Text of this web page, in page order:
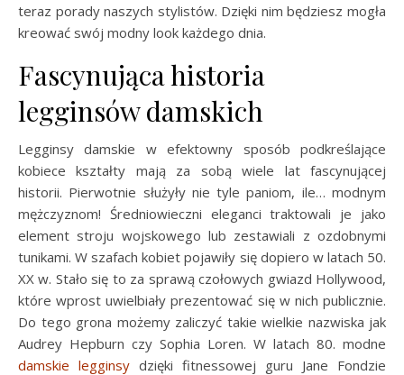
teraz porady naszych stylistów. Dzięki nim będziesz mogła
kreować swój modny look każdego dnia.
Fascynująca historia
legginsów damskich
Legginsy damskie w efektowny sposób podkreślające
kobiece kształty mają za sobą wiele lat fascynującej
historii. Pierwotnie służyły nie tyle paniom, ile… modnym
mężczyznom! Średniowieczni eleganci traktowali je jako
element stroju wojskowego lub zestawiali z ozdobnymi
tunikami. W szafach kobiet pojawiły się dopiero w latach 50.
XX w. Stało się to za sprawą czołowych gwiazd Hollywood,
które wprost uwielbiały prezentować się w nich publicznie.
Do tego grona możemy zaliczyć takie wielkie nazwiska jak
Audrey Hepburn czy Sophia Loren. W latach 80. modne
damskie legginsy dzięki fitnessowej guru Jane Fondzie